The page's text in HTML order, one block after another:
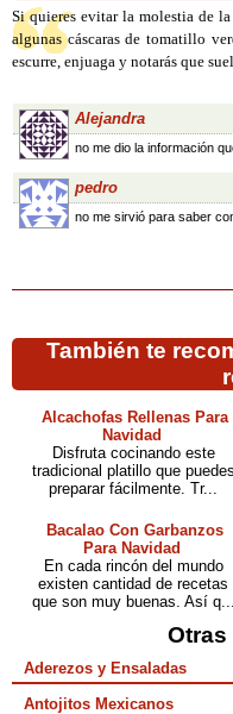
Si quieres evitar la molestia de
algunas cáscaras de tomatillo
escurre, enjuaga y notarás que
Alejandra
no me dio la información
pedro
no me sirvió para saber
También te
Alcachofas Rellenas Para
Navidad
Disfruta cocinando este
tradicional platillo que puedes
preparar fácilmente. Tr...
Bacalao Con Garbanzos
Para Navidad
En cada rincón del mundo
existen cantidad de recetas
que son muy buenas. Así q...
Otras
Aderezos y Ensaladas
Antojitos Mexicanos